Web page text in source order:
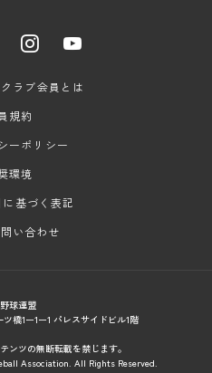
ラブ会員とは
規約
ーポリシー
環境
基づく表記
い合わせ
球連盟
橋1ー1ー1 パレスサイドビル1階
ンツの無断転載を禁じます。
Association. All Rights Reserved.